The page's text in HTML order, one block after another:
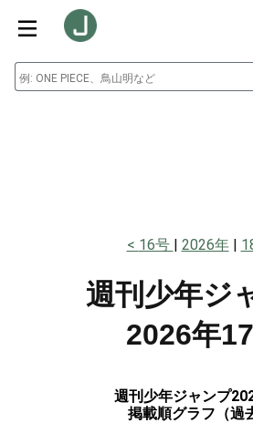
16号 2026年
週刊少年ジ
2026年
週刊少年ジャンプ
掲載順グラフ（過